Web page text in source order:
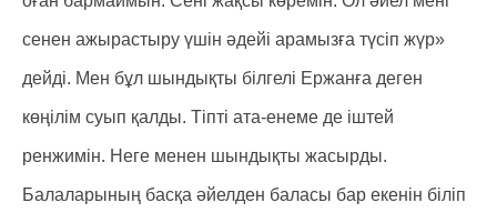
сенен ажырастыру үшін әдейі арамызға түсіп жүр»
дейді. Мен бұл шындықты білгелі Ержанға деген
көңілім суып қалды. Тіпті ата-енеме де іштей
ренжимін. Неге менен шындықты жасырды.
Балаларының басқа әйелден баласы бар екенін біліп